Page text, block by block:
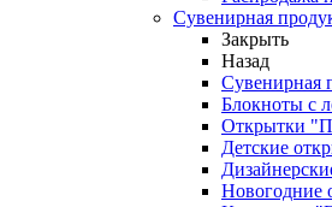
Сувенирная
Закрыть
Назад
Сувенирная
Блокноты с
Открытки
Детские
Новогодние